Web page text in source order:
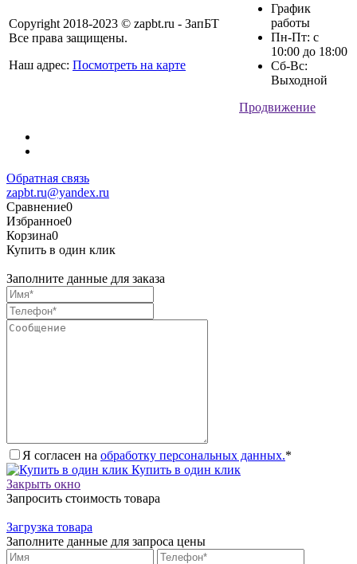
Copyright 2018-2023 © zapbt.ru - ЗапБТ
Все права защищены.
Наш адрес: Посмотреть на карте
График
работы
Пн-Пт: с
10:00 до 18:00
Сб-Вс:
Выходной
Продвижение
Обратная связь
zapbt.ru@yandex.ru
Сравнение0
Избранное0
Корзина0
Купить в один клик
Заполните данные для заказа
Я согласен на обработку персональных данных.*
Купить в один клик
Закрыть окно
Запросить стоимость товара
Загрузка товара
Заполните данные для запроса цены